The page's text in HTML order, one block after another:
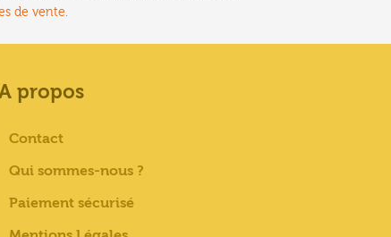
de vente.
propos
Contact
Qui sommes-nous ?
Paiement sécurisé